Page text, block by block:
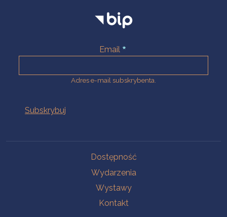
Email
Adres e-mail subskrybenta.
Dostępność
Wydarzenia
Wystawy
Kontakt